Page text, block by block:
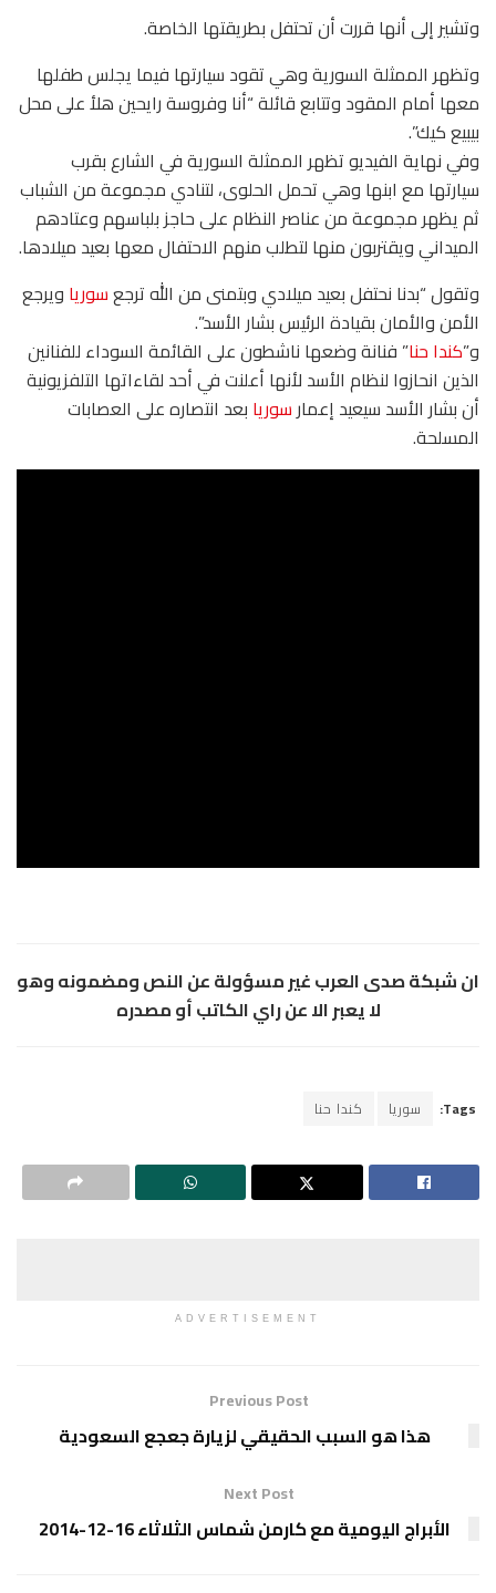
وتشير إلى أنها قررت أن تحتفل بطريقتها الخاصة.
وتظهر الممثلة السورية وهي تقود سيارتها فيما يجلس طفلها
معها أمام المقود وتتابع قائلة “أنا وفروسة رايحين هلأ على محل
بيبيع كيك”.
وفي نهاية الفيديو تظهر الممثلة السورية في الشارع بقرب
سيارتها مع ابنها وهي تحمل الحلوى، لتنادي مجموعة من الشباب
ثم يظهر مجموعة من عناصر النظام على حاجز بلباسهم وعتادهم
الميداني ويقتربون منها لتطلب منهم الاحتفال معها بعيد ميلادها.
وتقول “بدنا نحتفل بعيد ميلادي وبتمنى من الله ترجعسوريا ويرجع
الأمن والأمان بقيادة الرئيس بشار الأسد”.
و”كندا حنا” فنانة وضعها ناشطون على القائمة السوداء للفنانين
الذين انحازوا لنظام الأسد لأنها أعلنت في أحد لقاءاتها التلفزيونية
أن بشار الأسد سيعيد إعمارسوريا بعد انتصاره على العصابات
المسلحة.
ان شبكة صدى العرب غير مسؤولة عن النص ومضمونه وهو
لا يعبر الا عن راي الكاتب أو مصدره
Tags: سوريا كندا حنا
ADVERTISEMENT
Previous Post
هذا هو السبب الحقيقي لزيارة جعجع السعودية
Next Post
الأبراج اليومية مع كارمن شماس الثلاثاء 16-12-2014